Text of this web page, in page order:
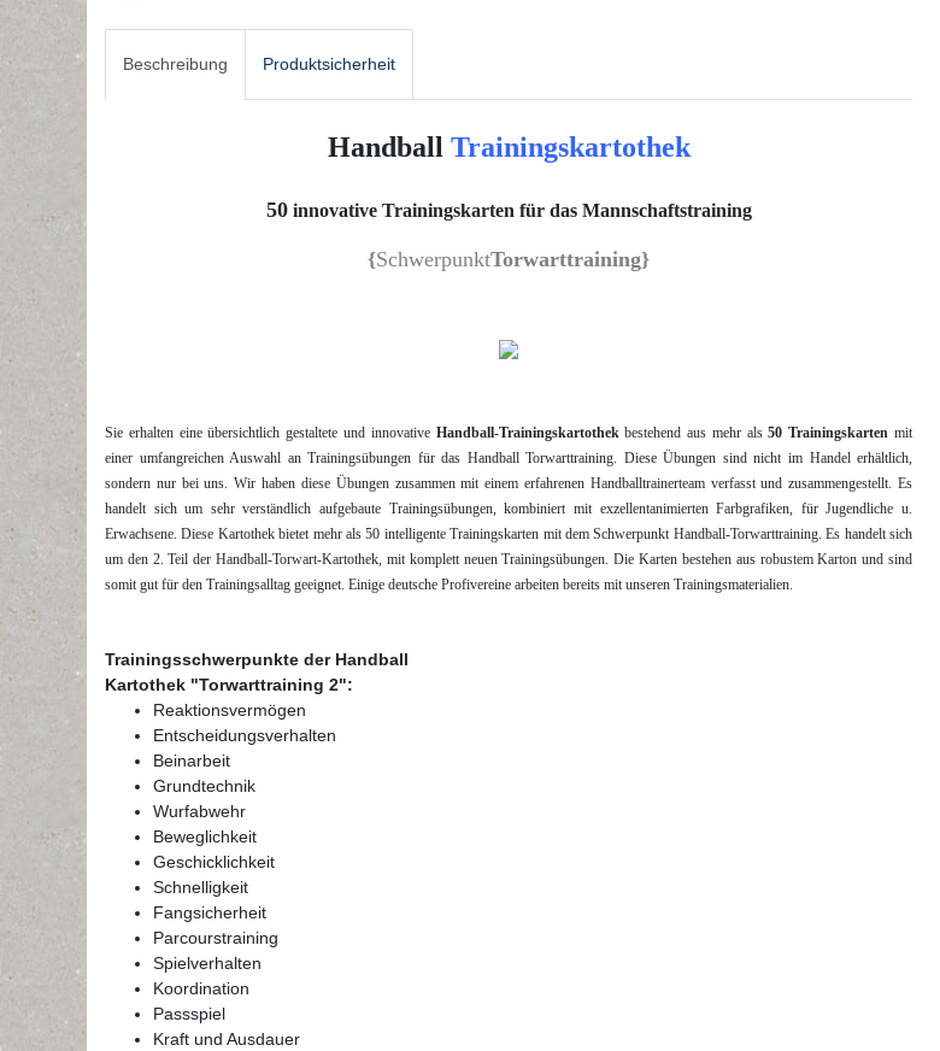
Beschreibung Produktsicherheit
Handball Trainingskartothek
50innovative Trainingskarten für das Mannschaftstraining
{SchwerpunktTorwarttraining}
Sie erhalten eine übersichtlich gestaltete und innovative Handball-Trainingskartothekbestehend aus mehr als50 Trainingskarten mit
einer umfangreichen Auswahl anTrainingsübungen für das Handball Torwarttraining. Diese Übungen sindnicht im Handel erhältlich,
sondern nur bei uns. Wir haben diese Übungen zusammen mit einem erfahrenen Handballtrainerteam verfasst und zusammengestellt. Es
handelt sich um sehr verständlich aufgebaute Trainingsübungen, kombiniert mit exzellentanimierten Farbgrafiken, für Jugendliche u.
Erwachsene. Diese Kartothek bietet mehr als50 intelligente Trainingskarten mit dem Schwerpunkt Handball-Torwarttraining. Es handelt sich
um den 2. Teil der Handball-Torwart-Kartothek, mit komplett neuen Trainingsübungen. Die Karten bestehen aus robustem Karton und sind
somit gut für den Trainingsalltag geeignet. Einige deutsche Profivereine arbeiten bereits mit unseren Trainingsmaterialien.
Trainingsschwerpunkte der Handball
Kartothek "Torwarttraining 2":
Reaktionsvermögen
Entscheidungsverhalten
Beinarbeit
Grundtechnik
Wurfabwehr
Beweglichkeit
Geschicklichkeit
Schnelligkeit
Fangsicherheit
Parcourstraining
Spielverhalten
Koordination
Passspiel
Kraft und Ausdauer